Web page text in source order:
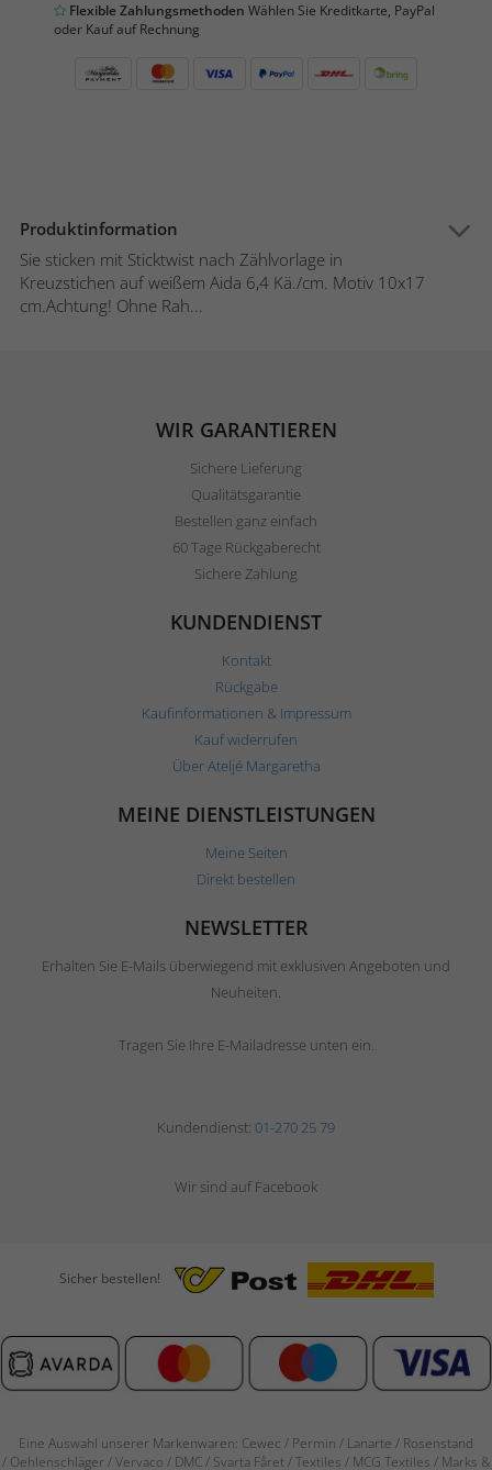
Flexible Zahlungsmethoden Wählen Sie Kreditkarte, PayPal
oder Kauf auf Rechnung
Produktinformation
Sie sticken mit Sticktwist nach Zählvorlage in
Kreuzstichen auf weißem Aida 6,4 Kä./cm. Motiv 10x17
cm.Achtung! Ohne Rah...
WIR GARANTIEREN
Sichere Lieferung
Qualitätsgarantie
Bestellen ganz einfach
60 Tage Rückgaberecht
Sichere Zahlung
KUNDENDIENST
Kontakt
Rückgabe
Kaufinformationen & Impressum
Kauf widerrufen
Über Ateljé Margaretha
MEINE DIENSTLEISTUNGEN
Meine Seiten
Direkt bestellen
NEWSLETTER
Erhalten Sie E-Mails überwiegend mit exklusiven Angeboten und
Neuheiten.
Tragen Sie Ihre E-Mailadresse unten ein.
Kundendienst: 01-270 25 79
Wir sind auf Facebook
Sicher bestellen!
Eine Auswahl unserer Markenwaren: Cewec / Permin / Lanarte / Rosenstand
/ Oehlenschläger / Vervaco / DMC / Svarta Fåret / Textiles / MCG Textiles / Marks &